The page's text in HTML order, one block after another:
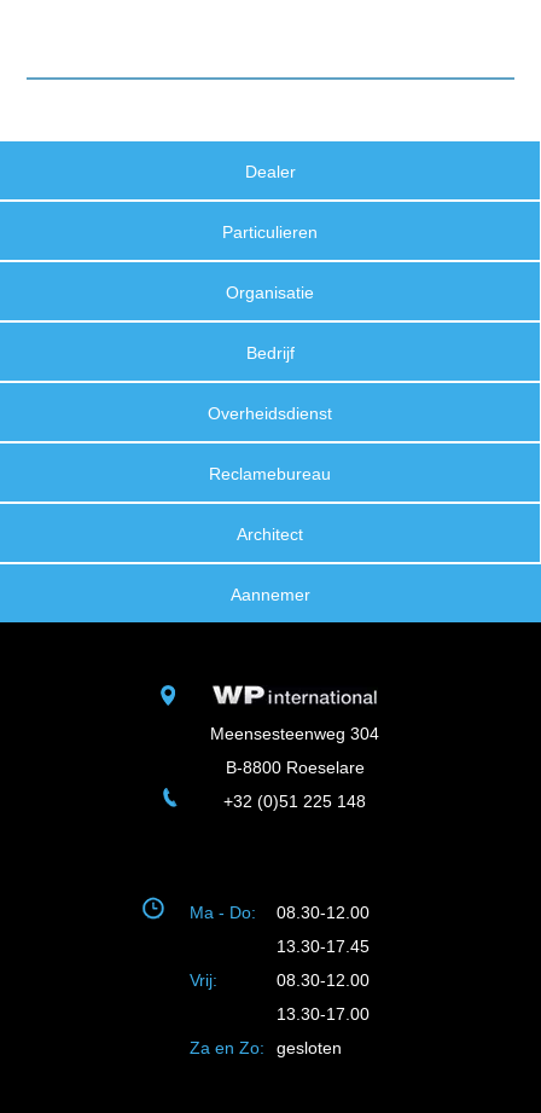
Dealer
Particulieren
Organisatie
Bedrijf
Overheidsdienst
Reclamebureau
Architect
Aannemer
Meensesteenweg 304
B-8800 Roeselare
+32 (0)51 225 148
Ma - Do:
08.30-12.00
13.30-17.45
Vrij:
08.30-12.00
13.30-17.00
Za en Zo:
gesloten